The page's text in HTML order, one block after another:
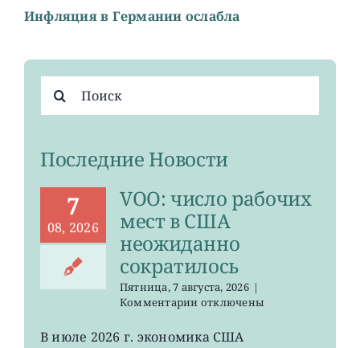
Инфляция в Германии ослабла
поиска:
Последние Новости
7
08, 2026
VOO: число рабочих
мест в США
неожиданно
сократилось
Пятница, 7 августа, 2026 |
Комментариик
VOO:
отключены
В июле 2026 г. экономика США